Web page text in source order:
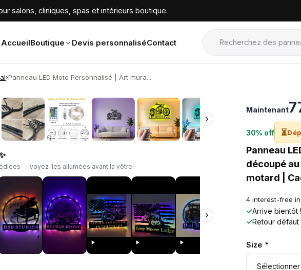
salons, cliniques, spas et intérieurs boutique.
AccueilBoutique Devis personnaliséContact
›Panneau LED Moto Personnalisé | Art mura...
›
›
— voyez-les allumées avant la vôtre.
›
Maintenant
30% off ⏳
Panneau
découpé
motard |
4 interest-free
✓Arrive bientôt
✓Retour
Size *